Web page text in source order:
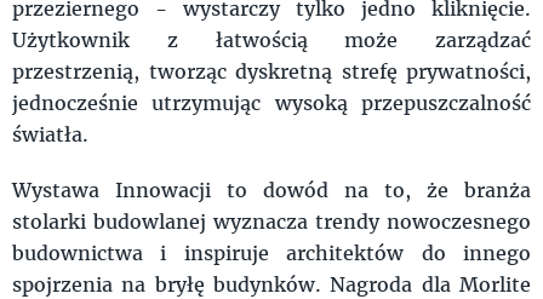
przeziernego - wystarczy tylko jedno kliknięcie.
Użytkownik z łatwością może zarządzać
przestrzenią, tworząc dyskretną strefę prywatności,
jednocześnie utrzymując wysoką przepuszczalność
światła.
Wystawa Innowacji to dowód na to, że branża
stolarki budowlanej wyznacza trendy nowoczesnego
budownictwa i inspiruje architektów do innego
spojrzenia na bryłę budynków. Nagroda dla Morlite